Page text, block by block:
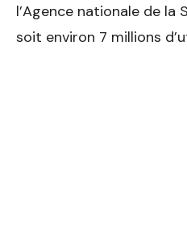
l’Agence nationale de la
soit environ 7 millions